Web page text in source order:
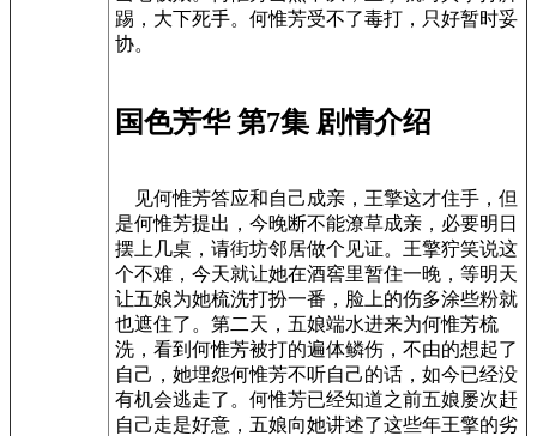
踢，大下死手。何惟芳受不了毒打，只好暂时妥
协。
国色芳华 第7集 剧情介绍
见何惟芳答应和自己成亲，王擎这才住手，但
是何惟芳提出，今晚断不能潦草成亲，必要明日
摆上几桌，请街坊邻居做个见证。王擎狞笑说这
个不难，今天就让她在酒窖里暂住一晚，等明天
让五娘为她梳洗打扮一番，脸上的伤多涂些粉就
也遮住了。第二天，五娘端水进来为何惟芳梳
洗，看到何惟芳被打的遍体鳞伤，不由的想起了
自己，她埋怨何惟芳不听自己的话，如今已经没
有机会逃走了。何惟芳已经知道之前五娘屡次赶
自己走是好意，五娘向她讲述了这些年王擎的劣